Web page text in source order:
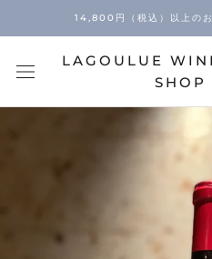
14,800円（税込）以上のお
LAGOULUE
SHOP